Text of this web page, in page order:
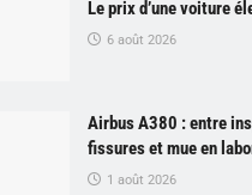
Le prix d’une voiture
6 août 2026
Airbus A380 : entre
fissures et mue en
1 août 2026